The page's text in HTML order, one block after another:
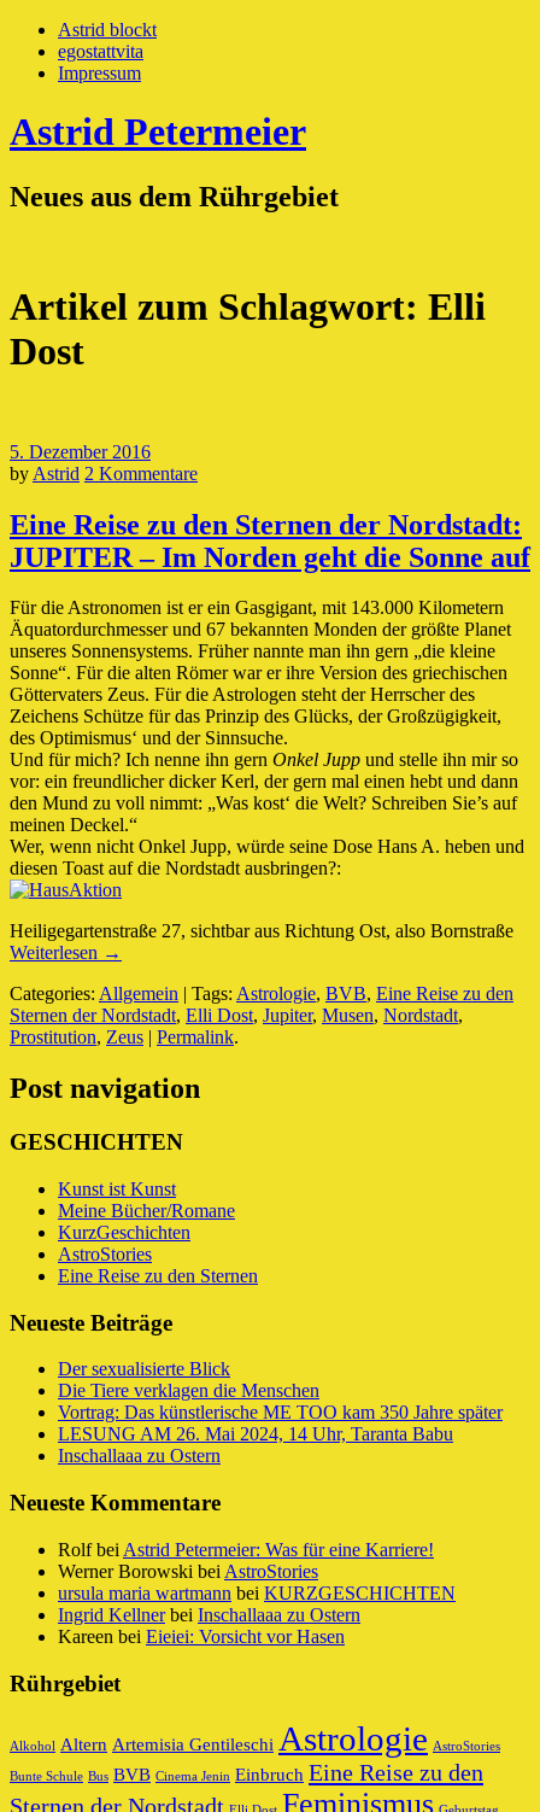
Astrid blockt
egostattvita
Impressum
Astrid Petermeier
Neues aus dem Rührgebiet
Artikel zum Schlagwort: Elli
Dost
5. Dezember 2016
by Astrid 2 Kommentare
Eine Reise zu den Sternen der Nordstadt:
JUPITER – Im Norden geht die Sonne auf
Für die Astronomen ist er ein Gasgigant, mit 143.000 Kilometern
Äquatordurchmesser und 67 bekannten Monden der größte Planet
unseres Sonnensystems. Früher nannte man ihn gern „die kleine
Sonne“. Für die alten Römer war er ihre Version des griechischen
Göttervaters Zeus. Für die Astrologen steht der Herrscher des
Zeichens Schütze für das Prinzip des Glücks, der Großzügigkeit,
des Optimismus‘ und der Sinnsuche.
Und für mich? Ich nenne ihn gern Onkel Jupp und stelle ihn mir so
vor: ein freundlicher dicker Kerl, der gern mal einen hebt und dann
den Mund zu voll nimmt: „Was kost‘ die Welt? Schreiben Sie’s auf
meinen Deckel.“
Wer, wenn nicht Onkel Jupp, würde seine Dose Hans A. heben und
diesen Toast auf die Nordstadt ausbringen?:
Heiligegartenstraße 27, sichtbar aus Richtung Ost, also Bornstraße
Weiterlesen →
Categories: Allgemein | Tags: Astrologie, BVB, Eine Reise zu den
Sternen der Nordstadt, Elli Dost, Jupiter, Musen, Nordstadt,
Prostitution, Zeus Permalink.
Post navigation
GESCHICHTEN
Kunst ist Kunst
Meine Bücher/Romane
KurzGeschichten
AstroStories
Eine Reise zu den Sternen
Neueste Beiträge
Der sexualisierte Blick
Die Tiere verklagen die Menschen
Vortrag: Das künstlerische ME TOO kam 350 Jahre später
LESUNG AM 26. Mai 2024, 14 Uhr, Taranta Babu
Inschallaaa zu Ostern
Neueste Kommentare
Rolfbei Astrid Petermeier: Was für eine Karriere!
Werner Borowski bei AstroStories
ursula maria wartmann bei KURZGESCHICHTEN
Ingrid Kellnerbei Inschallaaa zu Ostern
Kareen bei Eieiei: Vorsicht vor Hasen
Rührgebiet
Alkohol Altern Artemisia Gentileschi Astrologie AstroStories
Bunte Schule Bus BVB Cinema Jenin Einbruch Eine Reise zu den
Sternen der Nordstadt
Feminismus